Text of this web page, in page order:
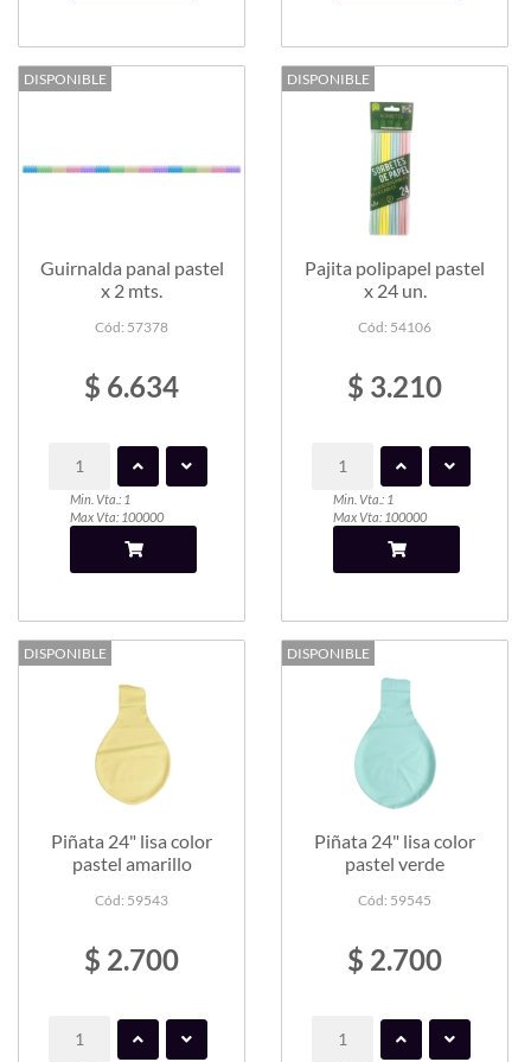
DISPONIBLE
Guirnalda panal pastel
x 2 mts.
Cód: 57378
$ 6.634
Min. Vta.: 1
Max Vta: 100000
DISPONIBLE
Pajita polipapel pastel
x 24 un.
Cód: 54106
$ 3.210
Min. Vta.: 1
Max Vta: 100000
DISPONIBLE
Piñata 24" lisa color
pastel amarillo
Cód: 59543
$ 2.700
DISPONIBLE
Piñata 24" lisa color
pastel verde
Cód: 59545
$ 2.700